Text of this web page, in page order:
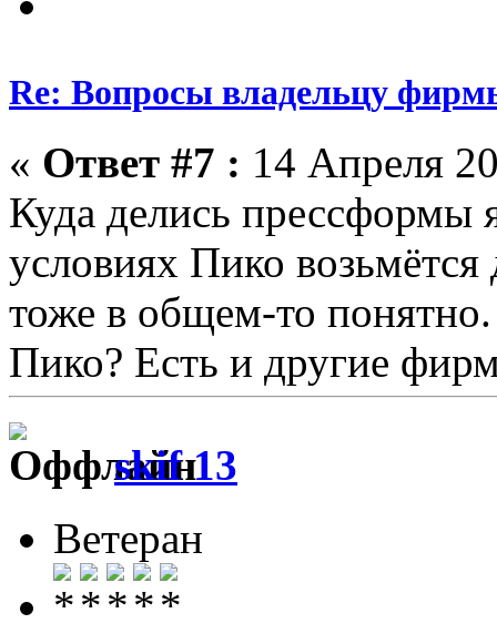
Re: Вопросы владельцу
« Ответ #7 : 14 Апреля
Куда делись прессформы
условиях Пико
тоже в общем-то
Пико? Есть и другие
skif 13
Ветеран